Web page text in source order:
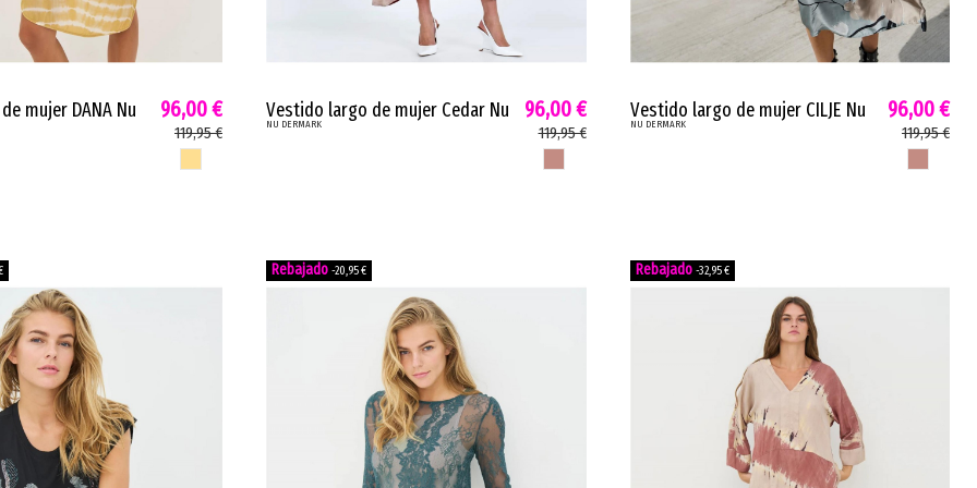
mujer DANA Nu
fluida amarillo
96,00 €
119,95 €
Vestido largo de mujer Cedar Nu
cierre frontal botones marsala
NU DERMARK
96,00 €
119,95 €
Vestido largo de mujer CILJE Nu
estampado único viscosa azul
NU DERMARK
96,00 €
119,95 €
-20,95 € -32,95 €